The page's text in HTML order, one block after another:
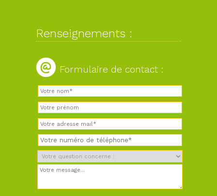
Renseignements :
Formulaire de contact :